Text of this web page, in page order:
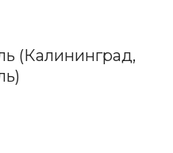
(Калининград,